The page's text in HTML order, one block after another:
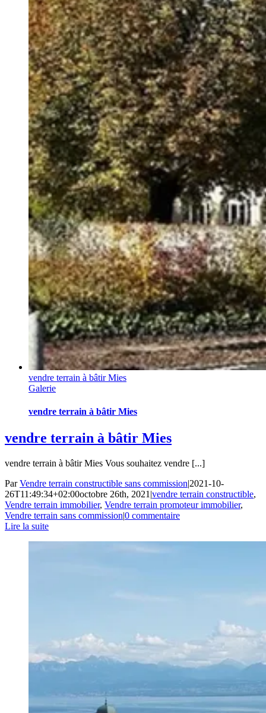
vendre terrain à bâtir Mies
Galerie
vendre terrain à bâtir Mies
vendre terrain à bâtir Mies
vendre terrain à bâtir Mies Vous souhaitez vendre [...]
ParVendre terrain constructible sans commission|2021-10-
26T11:49:34+02:00octobre 26th, 2021 |vendre terrain constructible,
Vendre terrain immobilier, Vendre terrain promoteur immobilier,
Vendre terrain sans commission|0 commentaire
Lire la suite